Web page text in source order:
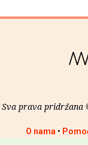
Sva prava pridržana
O nama •